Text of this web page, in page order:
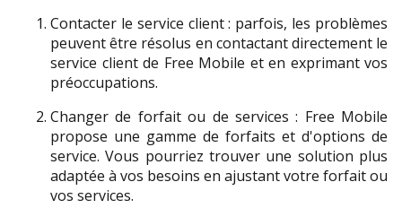
Contacter le service client : parfois, les problèmes
peuvent être résolus en contactant directement le
service client de Free Mobile et en exprimant vos
préoccupations.
Changer de forfait ou de services : Free Mobile
propose une gamme de forfaits et d'options de
service. Vous pourriez trouver une solution plus
adaptée à vos besoins en ajustant votre forfait ou
vos services.